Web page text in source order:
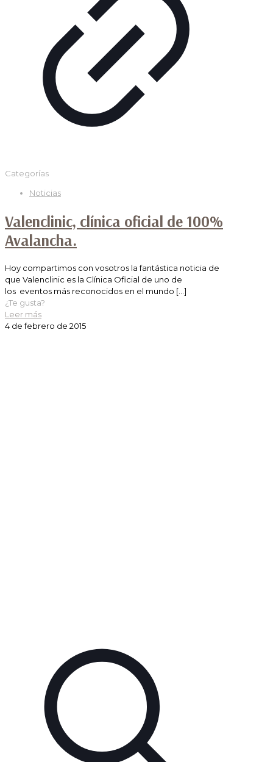
Categorías
Noticias
Valenclinic, clínica oficial de 100%
Avalancha.
Hoy compartimos con vosotros la fantástica noticia de
que Valenclinic es la Clínica Oficial de uno de
los eventos más reconocidos en el mundo […]
¿Te gusta?
Leer más
4 de febrero de 2015